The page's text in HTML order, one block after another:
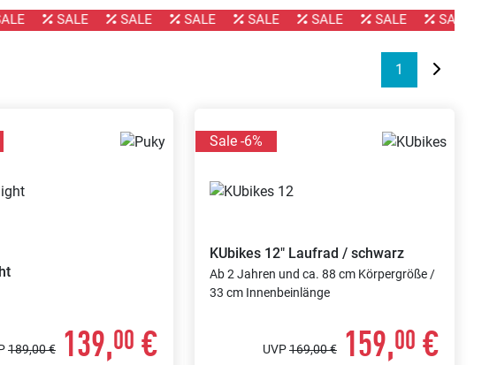
SALE SALE SALE SALE SALE SALE SALE
1
189,00 € 139,00 €
Sale -6%
KUbikes 12" Laufrad / schwarz
Ab 2 Jahren und ca. 88 cm Körpergröße /
33 cm Innenbeinlänge
UVP169,00 € 159,00 €